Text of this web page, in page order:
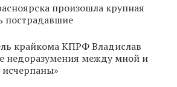
произошла крупная
пострадавшие
крайкома КПРФ Владислав
недоразумения между мной и